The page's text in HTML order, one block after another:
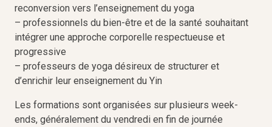
reconversion vers l’enseignement du yoga
– professionnels du bien-être et de la santé souhaitant
intégrer une approche corporelle respectueuse et
progressive
– professeurs de yoga désireux de structurer et
d’enrichir leur enseignement du Yin
Les formations sont organisées sur plusieurs week-
ends, généralement du vendredi en fin de journée